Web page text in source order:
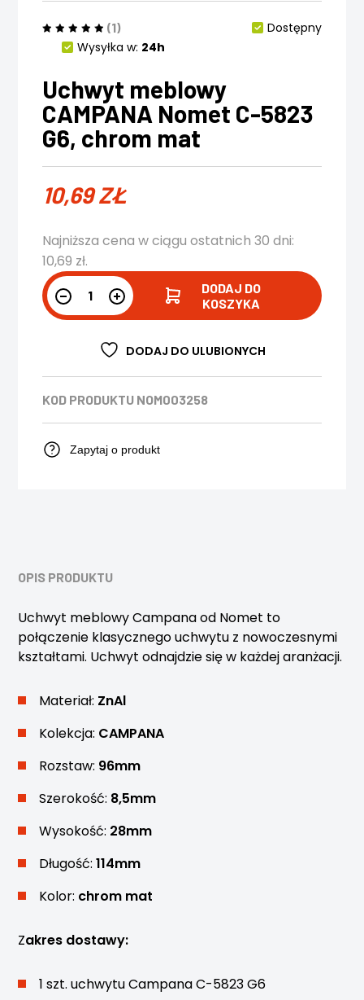
(1)
Dostępny
Wysyłka w: 24h
Uchwyt meblowy
CAMPANA Nomet C-5823
G6, chrom mat
10,69ZŁ
Najniższa cena w ciągu ostatnich 30 dni:
10,69 zł.
DODAJ DO
KOSZYKA
DODAJ DO ULUBIONYCH
KOD PRODUKTU NOM003258
Zapytaj o produkt
OPIS PRODUKTU
Uchwyt meblowy Campana od Nomet to
połączenie klasycznego uchwytu z nowoczesnymi
kształtami. Uchwyt odnajdzie się w każdej aranżacji.
Materiał: ZnAl
Kolekcja: CAMPANA
Rozstaw: 96mm
Szerokość: 8,5mm
Wysokość: 28mm
Długość:114mm
Kolor: chrom mat
Zakres dostawy:
1 szt. uchwytu Campana C-5823 G6